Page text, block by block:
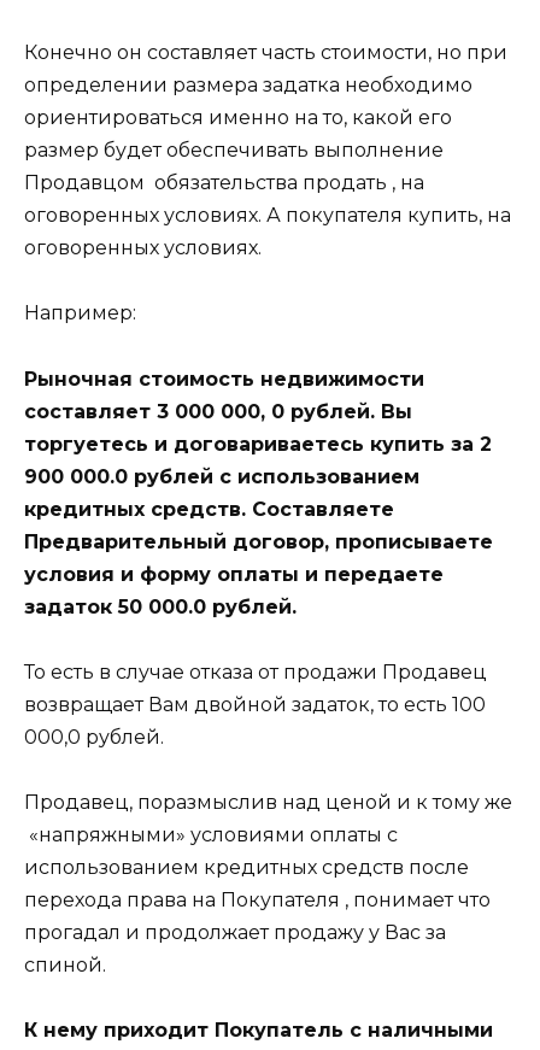
Конечно он составляет часть стоимости, но при
определении размера задатка необходимо
ориентироваться именно на то, какой его
размер будет обеспечивать выполнение
Продавцом обязательства продать , на
оговоренных условиях. А покупателя купить, на
оговоренных условиях.
Например:
Рыночная стоимость недвижимости
составляет 3 000 000, 0 рублей. Вы
торгуетесь и договариваетесь купить за 2
900 000.0 рублей с использованием
кредитных средств. Составляете
Предварительный договор, прописываете
условия и форму оплаты и передаете
задаток 50 000.0 рублей.
То есть в случае отказа от продажи Продавец
возвращает Вам двойной задаток, то есть 100
000,0 рублей.
Продавец, поразмыслив над ценой и к тому же
«напряжными» условиями оплаты с
использованием кредитных средств после
перехода права на Покупателя , понимает что
прогадал и продолжает продажу у Вас за
спиной.
К нему приходит Покупатель с наличными